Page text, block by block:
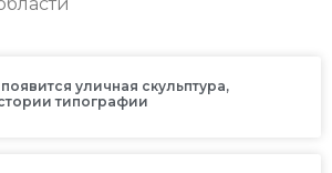
уличная скульптура,
типографии